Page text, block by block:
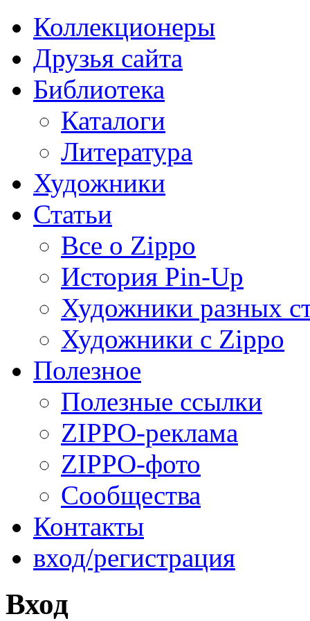
Коллекционеры
Друзья сайта
Библиотека
Каталоги
Литература
Художники
Статьи
Все о Zippo
История Pin-Up
Художники разных
Художники с Zippo
Полезное
Полезные ссылки
ZIPPO-реклама
ZIPPO-фото
Сообщества
Контакты
вход/регистрация
Вход